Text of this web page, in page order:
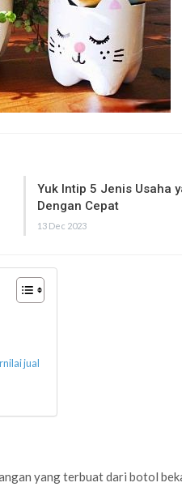
Yuk Intip 5 Jenis Usaha
Dengan Cepat
13 Dec 2023
jual
yang terbuat dari botol